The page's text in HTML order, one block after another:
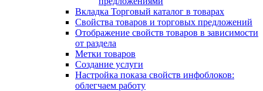
Вкладка Торговый каталог в товарах
Свойства товаров и торговых предложений
Отображение свойств товаров в зависимости
от раздела
Метки товаров
Создание услуги
Настройка показа свойств инфоблоков:
облегчаем работу